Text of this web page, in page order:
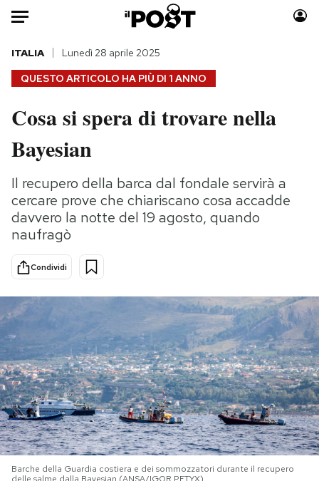
HOME
Italia
Politica
Tecnologia
Internet
Scienza
Cultura
Economia
Moda
Storie/Idee
Ok Boomer!
Media
PODCAST
NEWSLETTER
I MIEI PREFERITI
QUESTO ARTICOLO HA PIÙ DI 1 ANNO
ITALIA Lunedì 28 aprile 2025
Cosa si spera di trovare nella
Bayesian
Il recupero della barca dal fondale servirà a
cercare prove che chiariscano cosa accadde
davvero la notte del 19 agosto, quando
naufragò
Condividi
Barche della Guardia costiera e dei sommozzatori durante il recupero